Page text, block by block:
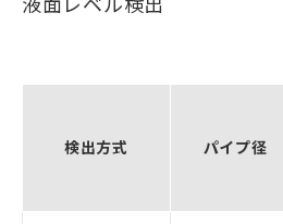
検出方式 パイプ径